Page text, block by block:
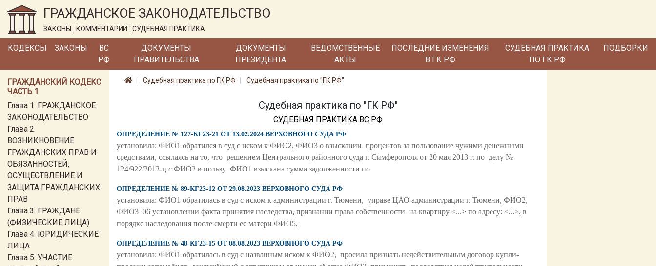
ГРАЖДАНСКОЕ ЗАКОНОДАТЕЛЬСТВО
ЗАКОНЫ КОММЕНТАРИИ СУДЕБНАЯ ПРАКТИКА
КОДЕКСЫ ЗАКОНЫ
ВС
РФ
ДОКУМЕНТЫ
ПРАВИТЕЛЬСТВА
ДОКУМЕНТЫ
ПРЕЗИДЕНТА
ВЕДОМСТВЕННЫЕ
АКТЫ
ПОСЛЕДНИЕ ИЗМЕНЕНИЯ
В ГК РФ
СУДЕБНАЯ ПРАКТИКА
ПО ГК РФ
ПОДБОРКИ
ГРАЖДАНСКИЙ КОДЕКС
ЧАСТЬ 1
Глава 1. ГРАЖДАНСКОЕ
ЗАКОНОДАТЕЛЬСТВО
Глава 2.
ВОЗНИКНОВЕНИЕ
ГРАЖДАНСКИХ ПРАВ И
ОБЯЗАННОСТЕЙ,
ОСУЩЕСТВЛЕНИЕ И
ЗАЩИТА ГРАЖДАНСКИХ
ПРАВ
Глава 3. ГРАЖДАНЕ
(ФИЗИЧЕСКИЕ ЛИЦА)
Глава 4. ЮРИДИЧЕСКИЕ
ЛИЦА
Глава 5. УЧАСТИЕ
Судебная практика по ГК РФ Судебная практика по "ГК РФ"
Судебная практика по "ГК РФ"
СУДЕБНАЯ ПРАКТИКА ВС РФ
ОПРЕДЕЛЕНИЕ № 127-КГ23-21 ОТ 13.02.2024 ВЕРХОВНОГО СУДА РФ
установила: ФИО1 обратился в суд с иском к ФИО2, ФИО3 о взыскании процентов за пользование чужими денежными
средствами, ссылаясь на то, что решением Центрального районного суда г. Симферополя от 20 мая 2013 г. по делу №
124/922/2013-ц с ФИО2 в пользу ФИО1 взыскана сумма задолженности по
ОПРЕДЕЛЕНИЕ № 89-КГ23-12 ОТ 29.08.2023 ВЕРХОВНОГО СУДА РФ
установила: ФИО1 обратилась в суд с иском к администрации г. Тюмени, управе ЦАО администрации г. Тюмени, ФИО2,
ФИО3 06 установлении факта принятия наследства, признании права собственности на квартиру <...> по адресу: <...>, в
порядке наследования после смерти ее матери ФИО5,
ОПРЕДЕЛЕНИЕ № 48-КГ23-15 ОТ 08.08.2023 ВЕРХОВНОГО СУДА РФ
установила: ФИО1 обратилась в суд с названным иском к ФИО2, просила признать недействительным договор купли-